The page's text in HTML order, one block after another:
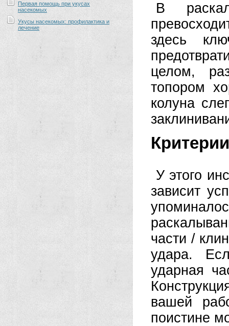
Первая помощь при укусах
насекомых
Укусы насекомых: профилактика и
лечение
В
здесь
целом,
топором
колуна
У этого
зависит
части /
удара.
ударная
вашей
поистине